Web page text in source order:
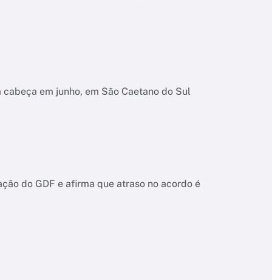
em junho, em São Caetano do Sul
do GDF e afirma que atraso no acordo é